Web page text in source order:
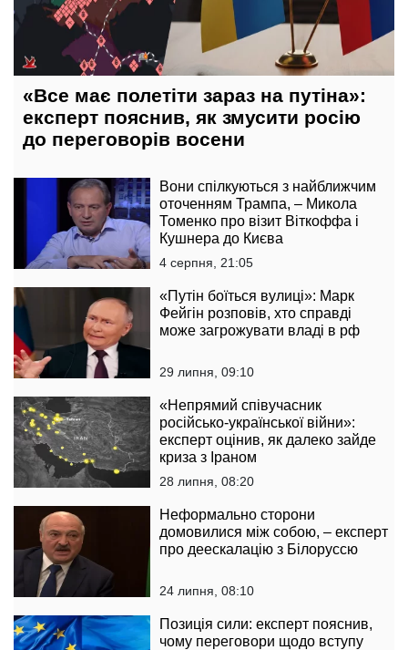
«Все має полетіти зараз на путіна»:
експерт пояснив, як змусити росію
до переговорів восени
Вони спілкуються з найближчим
оточенням Трампа, – Микола
Томенко про візит Віткоффа і
Кушнера до Києва
4 серпня, 21:05
«Путін боїться вулиці»: Марк
Фейгін розповів, хто справді
може загрожувати владі в рф
29 липня, 09:10
«Непрямий співучасник
російсько-української війни»:
експерт оцінив, як далеко зайде
криза з Іраном
28 липня, 08:20
Неформально сторони
домовилися між собою, – експерт
про деескалацію з Білоруссю
24 липня, 08:10
Позиція сили: експерт пояснив,
чому переговори щодо вступу